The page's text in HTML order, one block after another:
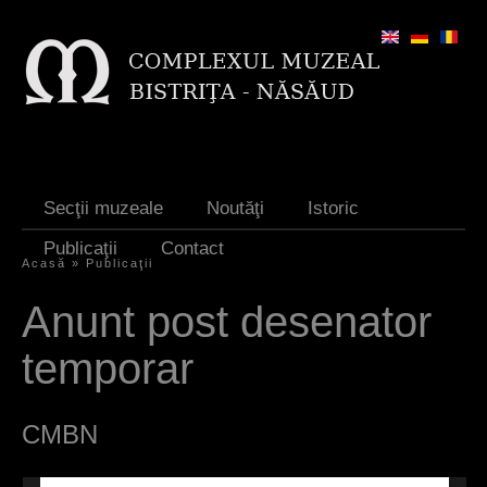
Secţii muzeale Noutăţi
Istoric
Publicaţii
Contact
o
u
r
e
Acasă » Publicaţii
Anunt post desenator
temporar
CMBN